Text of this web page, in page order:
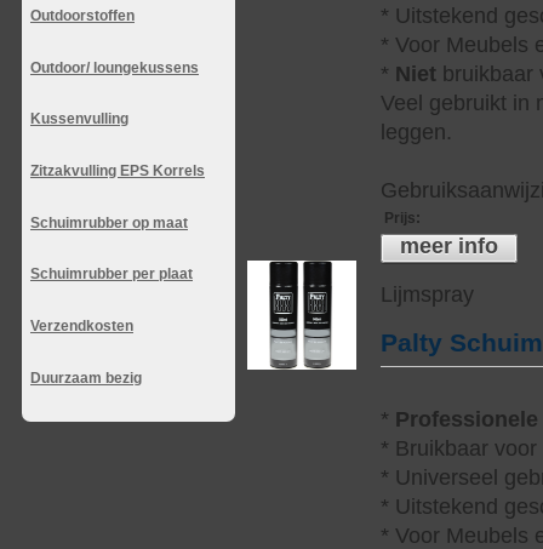
Outdoorstoffen
Outdoor/ loungekussens
Kussenvulling
Zitzakvulling EPS Korrels
Schuimrubber op maat
Schuimrubber per plaat
Verzendkosten
Duurzaam bezig
* Uitstekend
* Voor Meubels
* Niet bruikbaar
Veel gebruikt in
leggen.
Prijs:
meer info
Lijmspray
Palty
* Professionele
* Bruikbaar
* Universeel
* Uitstekend
* Voor Meubels